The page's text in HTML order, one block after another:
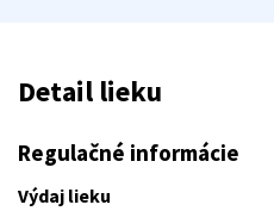
Detail lieku
Regulačné informácie
Výdaj lieku